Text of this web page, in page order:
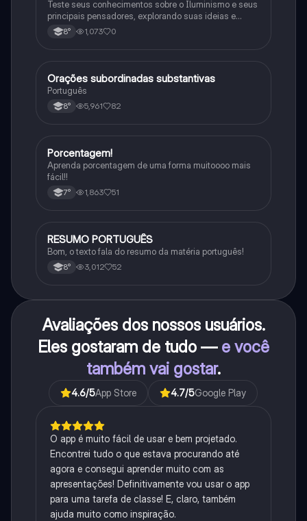
Teste seus conhecimentos sobre o Iluminismo e seus
principais pensadores, explorando suas ideias e
impacto histórico.
8° 1,073 0
Português
Orações subordinadas substantivas
Português
8° 5,961 82
Matematica
Porcentagem!
Aprenda porcentagem de uma forma muitoooo mais
fácil!!
7° 1,863 51
Português
RESUMO PORTUGUÊS
Bom, o texto fala do resumo da matéria português!
8° 3,012 52
Avaliações dos nossos usuários.
Eles gostaram de tudo — e você
também vai gostar.
4.6/5App Store 4.7/5Google Play
O app é muito fácil de usar e bem projetado.
Encontrei tudo o que estava procurando até
agora e consegui aprender muito com as
apresentações! Definitivamente vou usar o app
para uma tarefa de classe! E, claro, também
ajuda muito como inspiração.